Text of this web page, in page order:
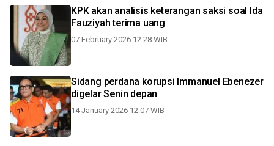
KPK akan analisis keterangan saksi soal Ida
Fauziyah terima uang
07 February 2026 12:28 WIB
Sidang perdana korupsi Immanuel Ebenezer
digelar Senin depan
14 January 2026 12:07 WIB